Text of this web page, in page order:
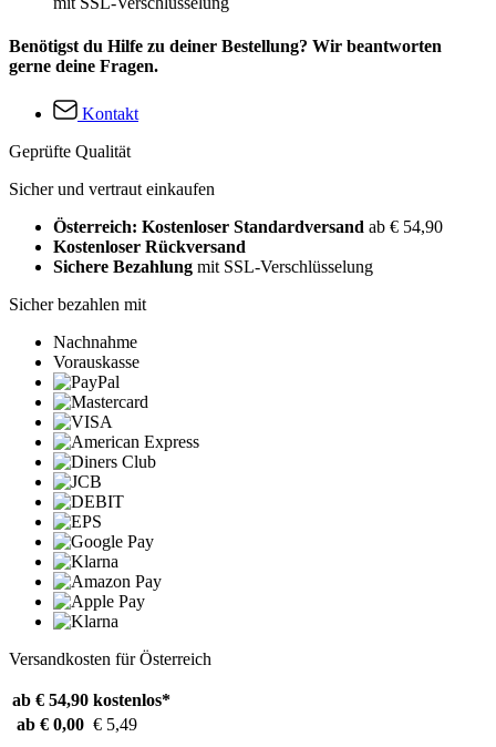
Benötigst du Hilfe zu deiner Bestellung? Wir beantworten
gerne deine Fragen.
Kontakt
Geprüfte Qualität
Sicher und vertraut einkaufen
Österreich: Kostenloser Standardversand ab € 54,90
Kostenloser Rückversand
Sichere Bezahlung mit SSL-Verschlüsselung
Sicher bezahlen mit
Nachnahme
Vorauskasse
Versandkosten für Österreich
ab € 54,90 kostenlos*
ab € 0,00 € 5,49